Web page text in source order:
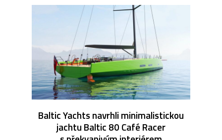
Baltic Yachts navrhli minimalistickou
jachtu Baltic 80 Café Racer